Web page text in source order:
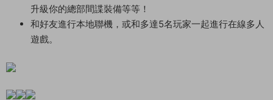
升級你的總部間諜裝備等等！
和好友進行本地聯機，或和多達5名玩家一起進行在線多人
遊戲。